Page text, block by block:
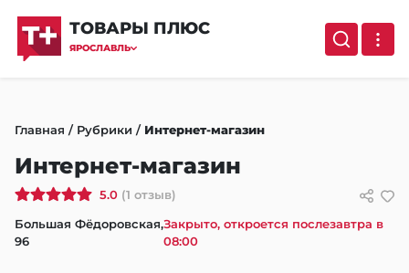
ТОВАРЫ ПЛЮС
ЯРОСЛАВЛЬ
Главная / Рубрики / Интернет-магазин
Интернет-магазин
5.0 (1 отзыв)
Большая Фёдоровская,
96
Закрыто, откроется послезавтра в
08:00